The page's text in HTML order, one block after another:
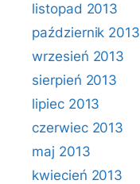
listopad 2013
październik 2013
wrzesień 2013
sierpień 2013
lipiec 2013
czerwiec 2013
maj 2013
kwiecień 2013